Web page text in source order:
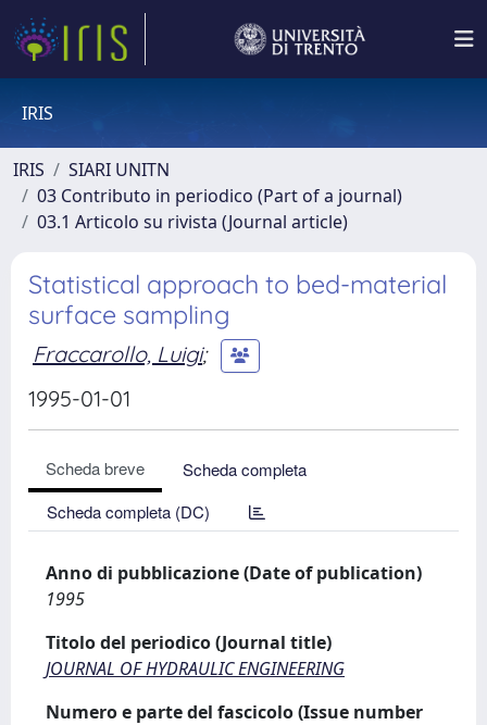
IRIS
IRIS
SIARI UNITN
03 Contributo in periodico (Part of a journal)
03.1 Articolo su rivista (Journal article)
Statistical approach to bed-material
surface sampling
Fraccarollo, Luigi;
1995-01-01
Scheda breve
Scheda completa
Scheda completa (DC)
Anno di pubblicazione (Date of publication)
1995
Titolo del periodico (Journal title)
JOURNAL OF HYDRAULIC ENGINEERING
Numero e parte del fascicolo (Issue number